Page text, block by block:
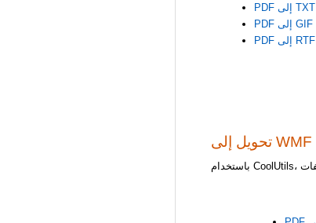
PDF إلى TXT
PDF إلى GIF
PDF إلى RTF
تحويل إلى WMF